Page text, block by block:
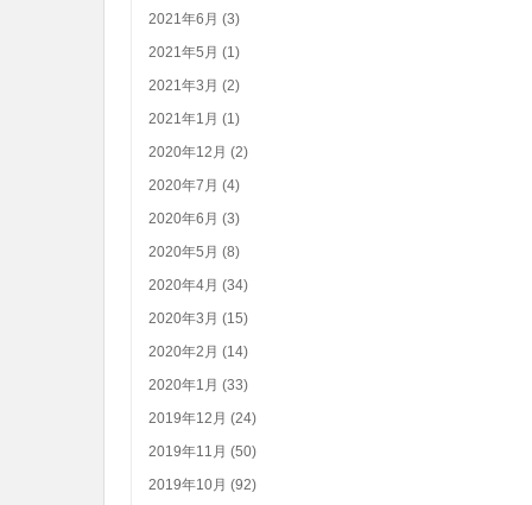
2021年6月 (3)
2021年5月 (1)
2021年3月 (2)
2021年1月 (1)
2020年12月 (2)
2020年7月 (4)
2020年6月 (3)
2020年5月 (8)
2020年4月 (34)
2020年3月 (15)
2020年2月 (14)
2020年1月 (33)
2019年12月 (24)
2019年11月 (50)
2019年10月 (92)